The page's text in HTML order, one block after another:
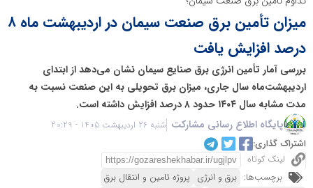
میزان تأمین برق صنعت سیمان در اردیبهشت ماه ۸
درصد افزایش یافت
بررسی آمار تأمین انرژی برق صنایع سیمان نشان می‌دهد از ابتدای
اردیبهشت‌ماه سال جاری، میزان برق تحویلی به این صنعت نسبت به
مدت مشابه سال ۱۴۰۴ حدود ۸ درصد افزایش داشته است.
پایگاه اطلاع رسانی مشارکت شنبه 26 اردیبهشت 1405 - 20:29
اشتراک گذاری:
لینک کوتاه
برچسب‌ها: برق و انرژی پروژه تامین و انتقال برق